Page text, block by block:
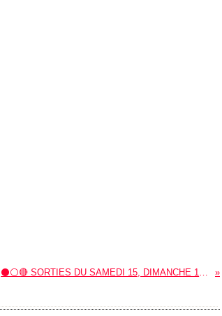
⚫⚪🔴 SORTIES DU SAMEDI 15, DIMANCHE 16 ET LUNDI 17 FEVRIER 2025.